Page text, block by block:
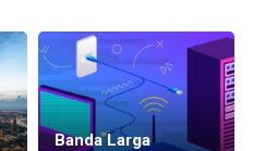
Banda Larga